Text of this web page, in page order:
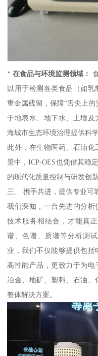
*在食品与环境监测领域：
以用于检测各类食品（如
重金属残留，保障“舌尖上
于地表水、地下水、土壤及
海城市生态环境治理提供科
此外，在生物医药、石油
景中，ICP-OES也凭借其稳
的现代化质量控制与研发创新
三、 携手共进，提供专业可
我们深知，一台先进的分
技术服务相结合，才能真
谱、色谱、质谱等分析测
业，我们不仅能够提供包
高性能产品，更致力于为电
冶金、地矿、塑料、石油
整体解决方案。